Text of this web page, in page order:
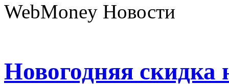
WebMoney Новости
Новогодняя скидка